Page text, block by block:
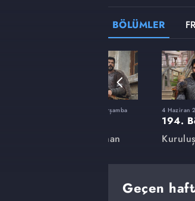
BÖLÜMLER
12 Şubat 2025, Çarşamba
Kuruluş Osman
4 Haziran
194.
Geçen